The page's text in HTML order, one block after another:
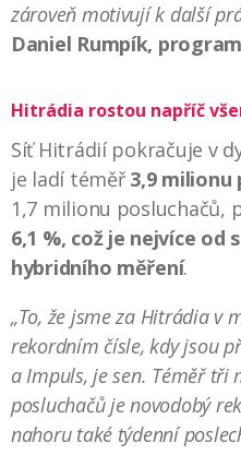
zároveň motivují k další
Daniel Rumpík,
Hitrádia rostou napříč
Síť Hitrádií pokračuje v
je ladí téměř 3,9 milionu
1,7 milionu posluchačů,
6,1 %, což je nejvíce od
hybridního měření.
„To, že jsme za Hitrádia v
rekordním čísle, kdy jsou
a Impuls, je sen. Téměř tři
posluchačů je novodobý
nahoru také týdenní